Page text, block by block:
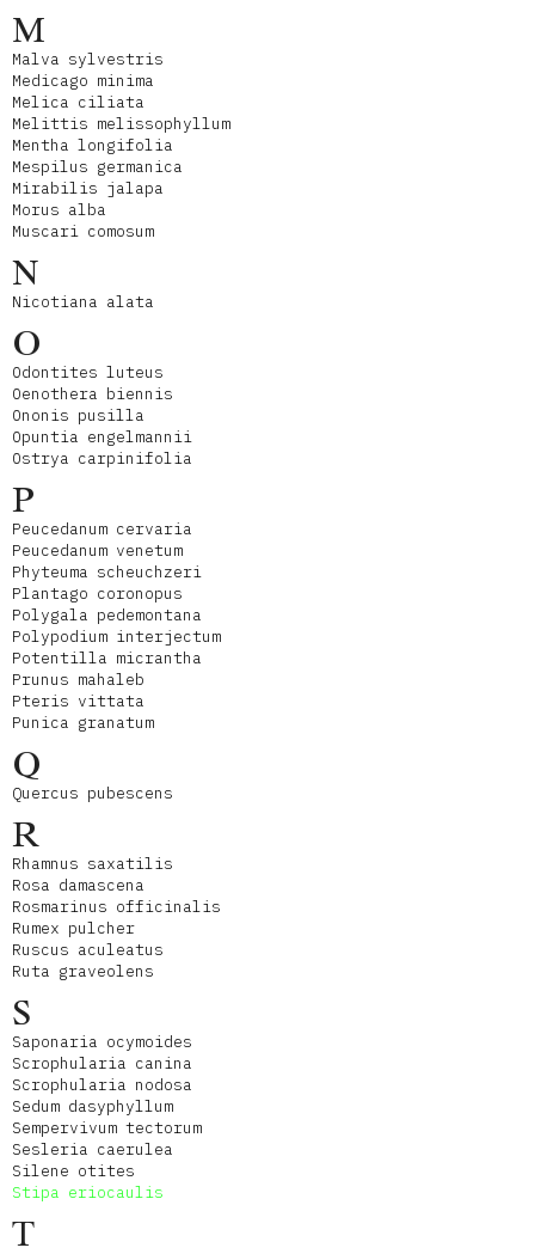
M
Malva sylvestris
Medicago minima
Melica ciliata
Melittis melissophyllum
Mentha longifolia
Mespilus germanica
Mirabilis jalapa
Morus alba
Muscari comosum
N
Nicotiana alata
O
Odontites luteus
Oenothera biennis
Ononis pusilla
Opuntia engelmannii
Ostrya carpinifolia
P
Peucedanum cervaria
Peucedanum venetum
Phyteuma scheuchzeri
Plantago coronopus
Polygala pedemontana
Polypodium interjectum
Potentilla micrantha
Prunus mahaleb
Pteris vittata
Punica granatum
Q
Quercus pubescens
R
Rhamnus saxatilis
Rosa damascena
Rosmarinus officinalis
Rumex pulcher
Ruscus aculeatus
Ruta graveolens
S
Saponaria ocymoides
Scrophularia canina
Scrophularia nodosa
Sedum dasyphyllum
Sempervivum tectorum
Sesleria caerulea
Silene otites
Stipa eriocaulis
T